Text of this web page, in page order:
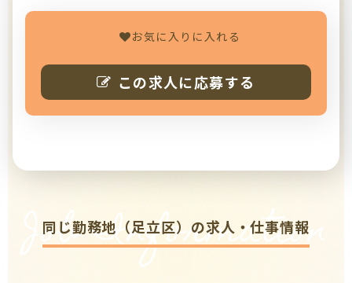
お気に入りに入れる
この求人に応募する
Job Information
同じ勤務地（足立区）の求人・仕事情報